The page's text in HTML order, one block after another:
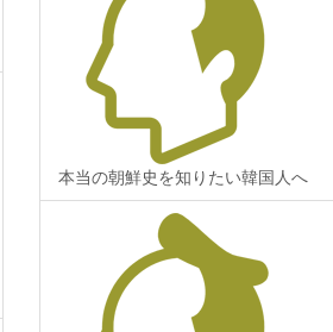
本当の朝鮮史を知りたい韓国人へ